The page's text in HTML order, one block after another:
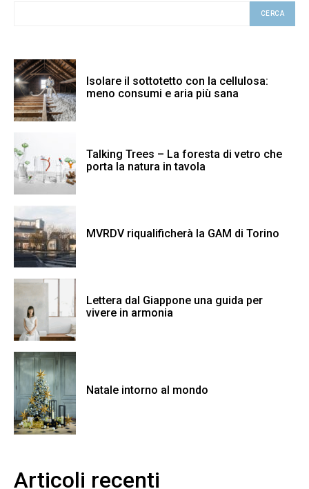
CERCA
Isolare il sottotetto con la cellulosa:
meno consumi e aria più sana
Talking Trees – La foresta di vetro che
porta la natura in tavola
MVRDV riqualificherà la GAM di Torino
Lettera dal Giappone una guida per
vivere in armonia
Natale intorno al mondo
Articoli recenti